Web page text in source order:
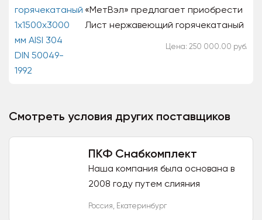
«МетВэл» предлагает приобрести
Лист нержавеющий горячекатаный
Цена: 250 000.00 руб.
Смотреть условия других поставщиков
ПКФ Снабкомплект
Наша компания была основана в
2008 году путем слияния
занимающихся разными видами
Россия, Екатеринбург